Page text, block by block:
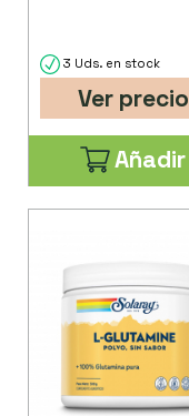
3 Uds. en stock
Ver precio
Añadir